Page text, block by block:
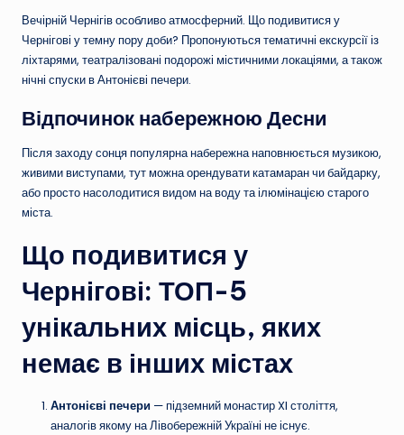
Вечірній Чернігів особливо атмосферний. Що подивитися у
Чернігові у темну пору доби? Пропонуються тематичні екскурсії із
ліхтарями, театралізовані подорожі містичними локаціями, а також
нічні спуски в Антонієві печери.
Відпочинок набережною Десни
Після заходу сонця популярна набережна наповнюється музикою,
живими виступами, тут можна орендувати катамаран чи байдарку,
або просто насолодитися видом на воду та ілюмінацією старого
міста.
Що подивитися у
Чернігові: ТОП-5
унікальних місць, яких
немає в інших містах
Антонієві печери — підземний монастир XI століття,
аналогів якому на Лівобережній Україні не існує.